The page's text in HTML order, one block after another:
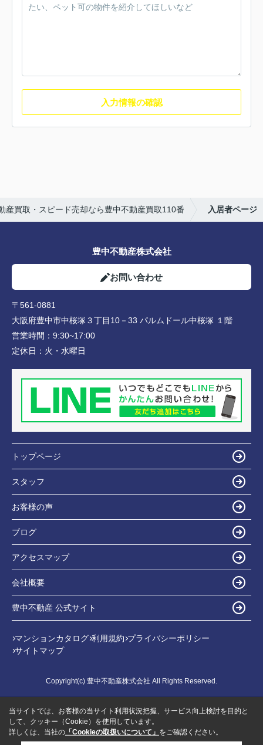
入力情報の確認
産買取・スピード売却なら豊中不動産買取110番 入居者ページ
豊中不動産株式会社
お問い合わせ
〒561-0881
大阪府豊中市中桜塚３丁目10－33 パルムドール中桜塚 １階
営業時間： 9:30~17:00
定休日： 火・水曜日
トップページ
スタッフ
お客様の声
ブログ
アクセスマップ
会社概要
豊中不動産 公式サイト
マンションカタログ 利用規約 プライバシーポリシー
サイトマップ
Copyright(c) 豊中不動産株式会社 All Rights Reserved.
当サイトでは、お客様の当サイト利用状況把握、サービス向上検討を目的と
して、クッキー（Cookie）を使用しています。
詳しくは、当社の 「Cookieの取扱いについて」 をご確認ください。